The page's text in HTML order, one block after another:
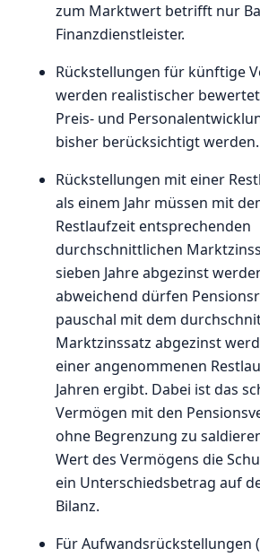
zum Marktwert betrifft nur
Finanzdienstleister.
Rückstellungen für künftige
werden realistischer
Preis- und
bisher berücksichtigt werden.
Rückstellungen mit einer
als einem Jahr müssen mit
Restlaufzeit entsprechenden
durchschnittlichen
sieben Jahre abgezinst
abweichend dürfen
pauschal mit dem
Marktzinssatz abgezinst
einer angenommenen
Jahren ergibt. Dabei ist das
Vermögen mit den
ohne Begrenzung zu
Wert des Vermögens die
ein Unterschiedsbetrag auf
Bilanz.
Für Aufwandsrückstellungen